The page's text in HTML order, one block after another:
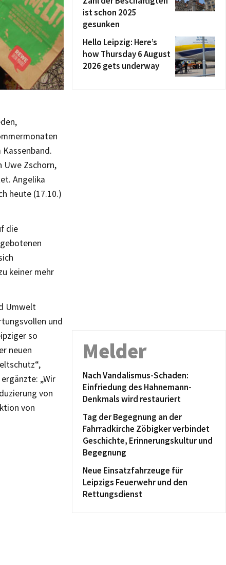
Uwe Zschorn,
Angelika
heute (17.10.)
die
keiner mehr
Umwelt
und
so
neuen
„Wir
von
von
ist schon 2025
gesunken
Hello Leipzig: Here’s
how Thursday 6 August
2026 gets underway
Melder
Nach Vandalismus-Schaden:
Einfriedung des Hahnemann-
Denkmals wird restauriert
Tag der Begegnung an der
Fahrradkirche Zöbigker verbindet
Geschichte, Erinnerungskultur und
Begegnung
Neue Einsatzfahrzeuge für
Leipzigs Feuerwehr und den
Rettungsdienst